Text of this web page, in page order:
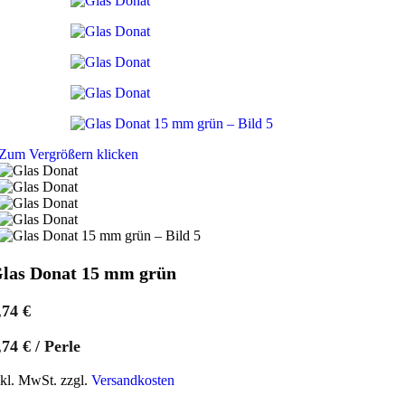
Vergrößern klicken
Donat 15 mm grün
€
€ / Perle
MwSt. zzgl. Versandkosten